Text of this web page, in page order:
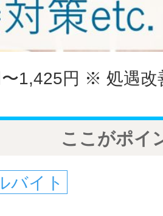
1,425円 ※ 処遇改
ここがポイ
バイト